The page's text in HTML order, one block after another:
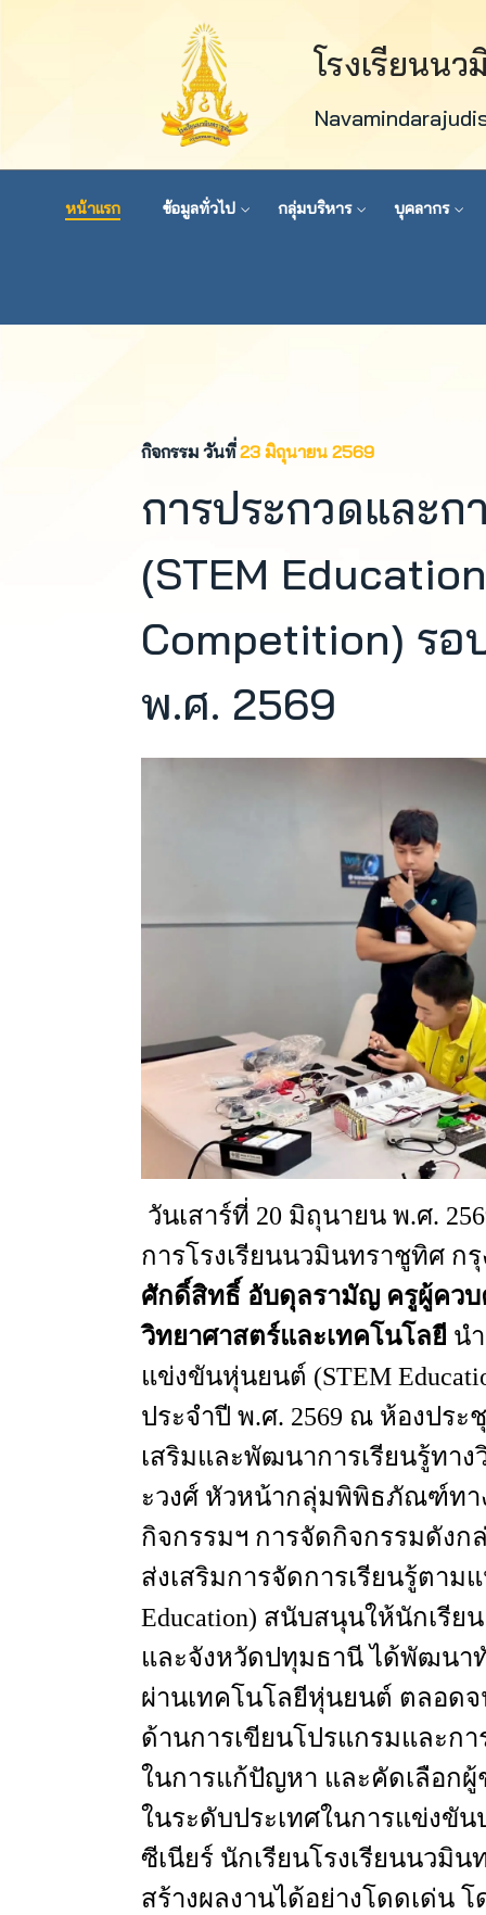
โรงเรียนน
หน้าแรก ข้อมูลทั่วไป กลุ่มบริหาร บุคลากร
กิจกรรม วันที่23 มิถุนายน 2569
การประกวดและ
(STEM
Competition) รอ
พ.ศ. 2569
วันเสาร์ที่ 20 มิถุนายน พ.ศ.
การโรงเรียนนวมินทราชูทิศ ก
ศักดิ์สิทธิ์ อับดุลรามัญ ครูผู้คว
วิทยาศาสตร์และเทคโนโลยี น
แข่งขันหุ่นยนต์ (STEM
ประจำปี พ.ศ. 2569 ณ ห้องประ
เสริมและพัฒนาการเรียนรู้ทาง
ะวงศ์ หัวหน้ากลุ่มพิพิธภัณฑ์ทา
กิจกรรมฯ การจัดกิจกรรมดังก
ส่งเสริมการจัดการเรียนรู้ตาม
Education) สนับสนุนให้นักเรี
และจังหวัดปทุมธานี ได้พัฒนา
ผ่านเทคโนโลยีหุ่นยนต์ ตลอดจ
ด้านการเขียนโปรแกรมและก
ในการแก้ปัญหา และคัดเลือก
ในระดับประเทศในการแข่งขั
ซีเนียร์ นักเรียนโรงเรียนนวมิน
สร้างผลงานได้อย่างโดดเด่น โ